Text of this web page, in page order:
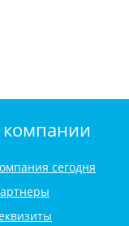
сегодня